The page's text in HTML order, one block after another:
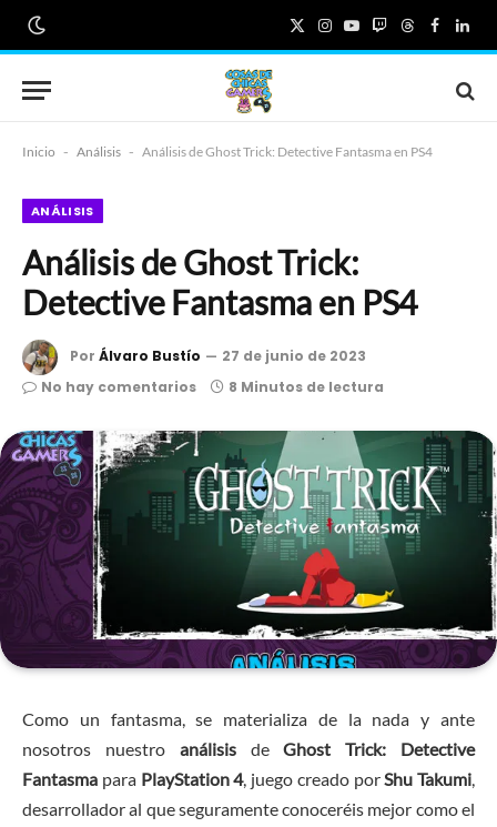
X
(Twitter)
Instagram
YouTube
TwitchThreads
Inicio - Análisis - Análisis de Ghost Trick: Detective Fantasma en PS4
ANÁLISIS
Análisis de Ghost Trick:
Detective Fantasma en PS4
Por Álvaro Bustío
27 de junio de 2023
No hay comentarios
8 Minutos de lectura
Como un fantasma, se materializa de la nada y ante
nosotros nuestro análisis deGhost Trick: Detective
Fantasma para PlayStation 4, juego creado porShu Takumi,
desarrollador al que seguramente conoceréis mejor como el